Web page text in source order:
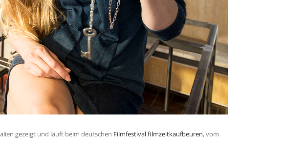
gezeigt und läuft beim deutschen Filmfestival filmzeitkaufbeuren, vom